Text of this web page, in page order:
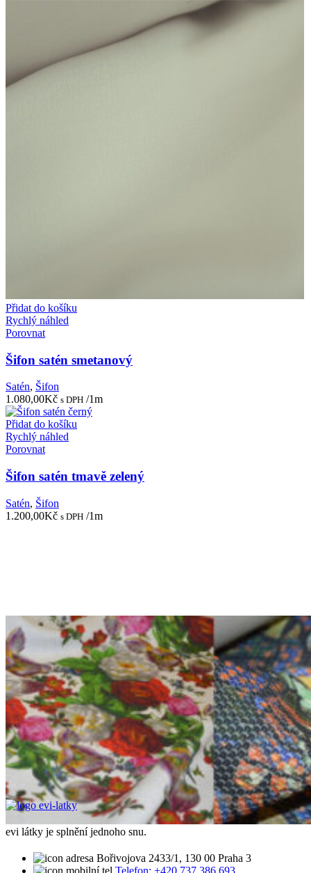
Přidat do košíku
Rychlý náhled
Porovnat
Šifon satén smetanový
Satén, Šifon
1.080,00Kč s DPH /1m
Přidat do košíku
Rychlý náhled
Porovnat
Šifon satén tmavě zelený
Satén, Šifon
1.200,00Kč s DPH /1m
evi látky je splnění jednoho snu.
Bořivojova 2433/1, 130 00 Praha 3
Telefon: +420 737 386 693